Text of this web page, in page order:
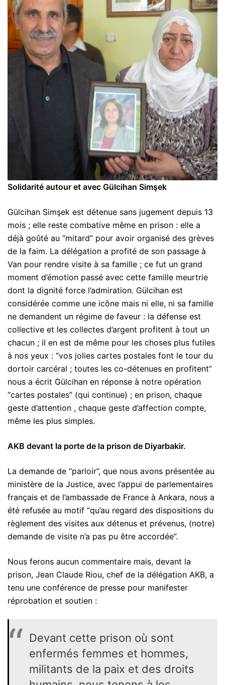
Solidarité autour et avec Gülcihan Simşek
Gülcihan Simşek est détenue sans jugement depuis 13
mois ; elle reste combative même en prison : elle a
déjà goûté au “mitard” pour avoir organisé des grèves
de la faim. La délégation a profité de son passage à
Van pour rendre visite à sa famille ; ce fut un grand
moment d’émotion passé avec cette famille meurtrie
dont la dignité force l’admiration. Gülcihan est
considérée comme une icône mais ni elle, ni sa famille
ne demandent un régime de faveur : la défense est
collective et les collectes d’argent profitent à tout un
chacun ; il en est de même pour les choses plus futiles
à nos yeux : “vos jolies cartes postales font le tour du
dortoir carcéral ; toutes les co-détenues en profitent”
nous a écrit Gülcihan en réponse à notre opération
“cartes postales” (qui continue) ; en prison, chaque
geste d’attention , chaque geste d’affection compte,
même les plus simples.
AKB devant la porte de la prison de Diyarbakir.
La demande de “parloir”, que nous avons présentée au
ministère de la Justice, avec l’appui de parlementaires
français et de l’ambassade de France à Ankara, nous a
été refusée au motif “qu’au regard des dispositions du
règlement des visites aux détenus et prévenus, (notre)
demande de visite n’a pas pu être accordée”.
Nous ferons aucun commentaire mais, devant la
prison, Jean Claude Riou, chef de la délégation AKB, a
tenu une conférence de presse pour manifester
réprobation et soutien :
Devant cette prison où sont
enfermés femmes et hommes,
militants de la paix et des droits